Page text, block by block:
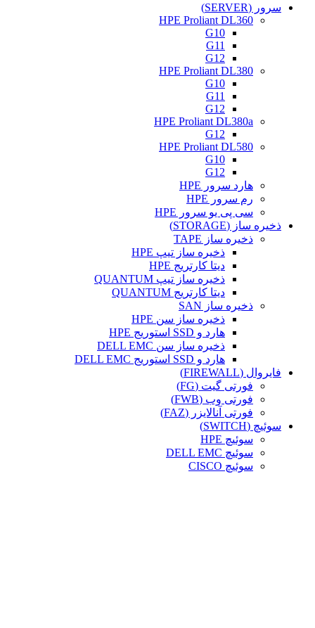
سرور (SERVER)
HPE Proliant DL360
G10
G11
G12
HPE Proliant DL380
G10
G11
G12
HPE Proliant DL380a
G12
HPE Proliant DL580
G10
G12
هارد سرور HPE
رم سرور HPE
سی پی یو سرور HPE
ذخیره ساز (STORAGE)
ذخیره ساز TAPE
ذخیره ساز تیپ HPE
دیتا کارتریج HPE
ذخیره ساز تیپ QUANTUM
دیتا کارتریج QUANTUM
ذخیره ساز SAN
ذخیره ساز سن HPE
هارد و SSD استوریج HPE
ذخیره ساز سن DELL EMC
هارد و SSD استوریج DELL EMC
فایروال (FIREWALL)
فورتی گیت (FG)
فورتی وب (FWB)
فورتی آنالایزر (FAZ)
سوئیچ (SWITCH)
سوئیچ HPE
سوئیچ DELL EMC
سوئیچ CISCO